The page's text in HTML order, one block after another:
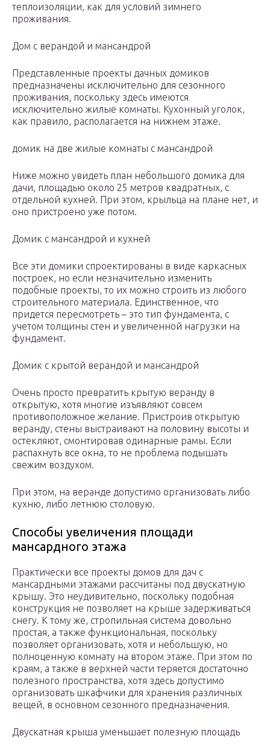
теплоизоляции, как для условий зимнего
проживания.
Дом с верандой и мансандрой
Представленные проекты дачных домиков
предназначены исключительно для сезонного
проживания, поскольку здесь имеются
исключительно жилые комнаты. Кухонный уголок,
как правило, располагается на нижнем этаже.
домик на две жилые комнаты с мансандрой
Ниже можно увидеть план небольшого домика для
дачи, площадью около 25 метров квадратных, с
отдельной кухней. При этом, крыльца на плане нет, и
оно пристроено уже потом.
Домик с мансандрой и кухней
Все эти домики спроектированы в виде каркасных
построек, но если незначительно изменить
подобные проекты, то их можно строить из любого
строительного материала. Единственное, что
придется пересмотреть – это тип фундамента, с
учетом толщины стен и увеличенной нагрузки на
фундамент.
Домик с крытой верандой и мансандрой
Очень просто превратить крытую веранду в
открытую, хотя многие изъявляют совсем
противоположное желание. Пристроив открытую
веранду, стены выстраивают на половину высоты и
остекляют, смонтировав одинарные рамы. Если
распахнуть все окна, то не проблема подышать
свежим воздухом.
При этом, на веранде допустимо организовать либо
кухню, либо летнюю столовую.
Способы увеличения площади
мансардного этажа
Практически все проекты домов для дач с
мансардными этажами рассчитаны под двускатную
крышу. Это неудивительно, поскольку подобная
конструкция не позволяет на крыше задерживаться
снегу. К тому же, стропильная система довольно
простая, а также функциональная, поскольку
позволяет организовать, хотя и небольшую, но
полноценную комнату на втором этаже. При этом по
краям, а также в верхней части теряется достаточно
полезного пространства, хотя здесь допустимо
организовать шкафчики для хранения различных
вещей, в основном сезонного предназначения.
Двускатная крыша уменьшает полезную площадь